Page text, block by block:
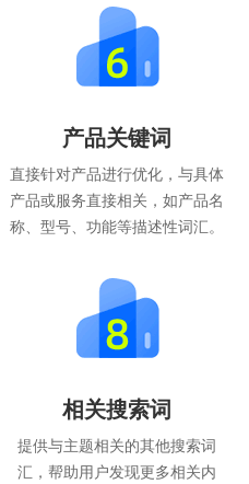
产品关键词
直接针对产品进行优化，与具体
产品或服务直接相关，如产品名
称、型号、功能等描述性词汇。
相关搜索词
提供与主题相关的其他搜索词
汇，帮助用户发现更多相关内